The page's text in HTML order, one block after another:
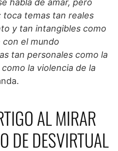
habla de amar, pero
toca temas tan reales
y tan intangibles como
el mundo
tan personales como la
la violencia de la
AL MIRAR
DE DESVIRTUAL